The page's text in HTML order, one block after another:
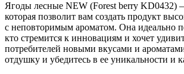
Ягоды лесные NEW (Forest berry KD0432)
которая позволит вам создать продукт
с неповторимым ароматом. Она идеально
кто стремится к инновациям и хочет
потребителей новыми вкусами и
отдушку и убедитесь в ее уникальности и